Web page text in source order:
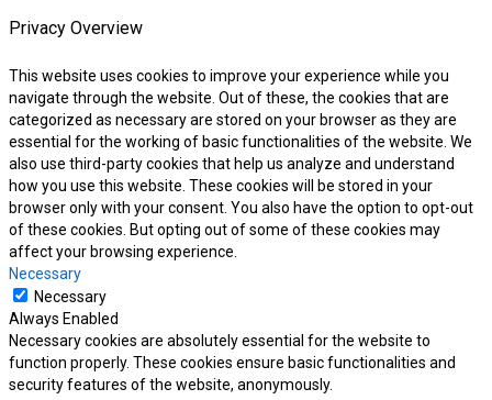
Privacy Overview
This website uses cookies to improve your experience while you
navigate through the website. Out of these, the cookies that are
categorized as necessary are stored on your browser as they are
essential for the working of basic functionalities of the website. We
also use third-party cookies that help us analyze and understand
how you use this website. These cookies will be stored in your
browser only with your consent. You also have the option to opt-out
of these cookies. But opting out of some of these cookies may
affect your browsing experience.
Necessary
Necessary
Always Enabled
Necessary cookies are absolutely essential for the website to
function properly. These cookies ensure basic functionalities and
security features of the website, anonymously.